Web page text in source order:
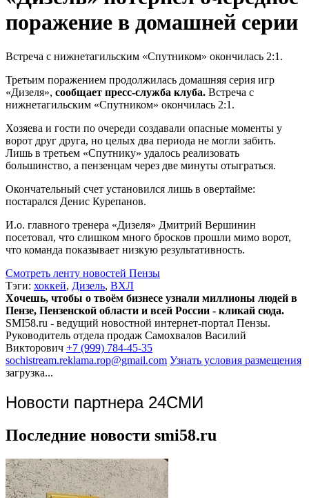
поражение в домашней серии
Встреча с нижнетагильским «Спутником» окончилась 2:1.
Третьим поражением продолжилась домашняя серия игр
«Дизеля», сообщает пресс-служба клуба. Встреча с
нижнетагильским «Спутником» окончилась 2:1.
Хозяева и гости по очереди создавали опасные моменты у
ворот друг друга, но целых два периода не могли забить.
Лишь в третьем «Спутнику» удалось реализовать
большинство, а пензенцам через две минуты отыграться.
Окончательный счет установился лишь в овертайме:
постарался Денис Курепанов.
И.о. главного тренера «Дизеля» Дмитрий Вершинин
посетовал, что слишком много бросков прошли мимо ворот,
что команда показывает низкую результативность.
Смотреть ленту новостей Пензы
Тэги: хоккей, Дизель, ВХЛ
Хочешь, чтобы о твоём бизнесе узнали миллионы людей в
Пензе, Пензенской области и всей России - кликай сюда.
SMI58.ru - ведущий новостной интернет-портал Пензы.
Руководитель отдела продаж Самохвалов Василий
Викторович +7 (999) 784-45-35
sochistream.reklama.rop@gmail.com Узнать условия размещения
загрузка...
Новости партнера 24СМИ
Последние новости smi58.ru